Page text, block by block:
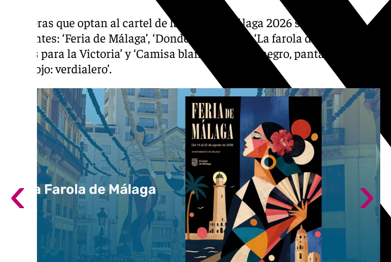
Las obras que optan al cartel de la Feria de Málaga 2026 son las
siguientes: ‘Feria de Málaga’, ‘Donde la luz baila’, ‘La farola de Málaga’,
‘Flores para la Victoria’ y ‘Camisa blanca, chaleco negro, pantalón negro,
fajín rojo: verdialero’.
‹ ›